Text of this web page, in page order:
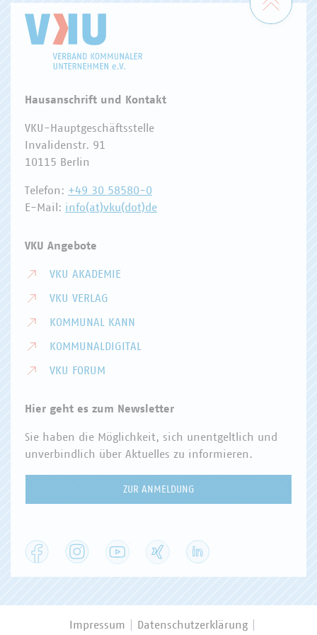
Hausanschrift und Kontakt
VKU-Hauptgeschäftsstelle
Invalidenstr. 91
10115 Berlin
Telefon: +49 30 58580-0
E-Mail: info(at)vku(dot)de
VKU Angebote
VKU AKADEMIE
VKU VERLAG
KOMMUNAL KANN
KOMMUNALDIGITAL
VKU FORUM
Hier geht es zum Newsletter
Sie haben die Möglichkeit, sich unentgeltlich und
unverbindlich über Aktuelles zu informieren.
ZUR ANMELDUNG
Facebook Instagram YouTube
Impressum Datenschutzerklärung